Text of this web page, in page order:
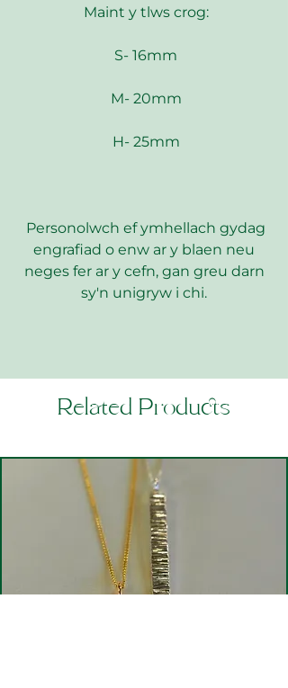
Maint y tlws crog:
S- 16mm
M- 20mm
H- 25mm
Personolwch ef ymhellach gydag
engrafiad o enw ar y blaen neu
neges fer ar y cefn, gan greu darn
sy'n unigryw i chi.
Related Products